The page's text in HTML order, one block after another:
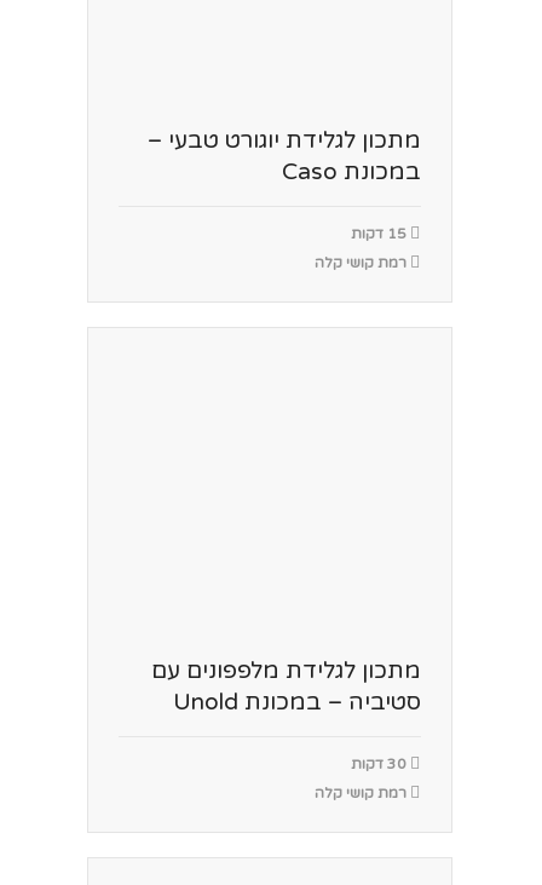
מתכון לגלידת יוגורט טבעי –
במכונת Caso
15 דקות
רמת קושי קלה
מתכון לגלידת מלפפונים עם
סטיביה – במכונת Unold
30 דקות
רמת קושי קלה